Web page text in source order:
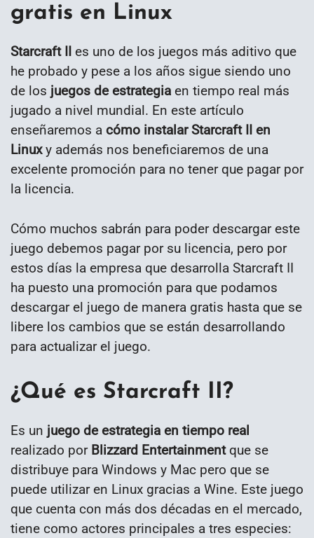
gratis en Linux
Starcraft II es uno de los juegos más aditivo que
he probado y pese a los años sigue siendo uno
de los juegos de estrategia en tiempo real más
jugado a nivel mundial. En este artículo
enseñaremos a cómo instalar Starcraft II en
Linuxy además nos beneficiaremos de una
excelente promoción para no tener que pagar por
la licencia.
Cómo muchos sabrán para poder descargar este
juego debemos pagar por su licencia, pero por
estos días la empresa que desarrolla Starcraft II
ha puesto una promoción para que podamos
descargar el juego de manera gratis hasta que se
libere los cambios que se están desarrollando
para actualizar el juego.
¿Qué es Starcraft II?
Es un juego de estrategia en tiempo real
realizado por Blizzard Entertainmentque se
distribuye para Windows y Mac pero que se
puede utilizar en Linux gracias a Wine. Este juego
que cuenta con más dos décadas en el mercado,
tiene como actores principales a tres especies: